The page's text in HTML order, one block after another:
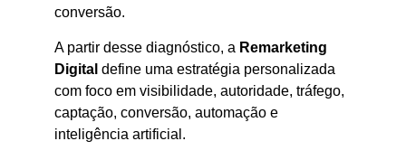
conversão.
A partir desse diagnóstico, a Remarketing
Digital define uma estratégia personalizada
com foco em visibilidade, autoridade, tráfego,
captação, conversão, automação e
inteligência artificial.